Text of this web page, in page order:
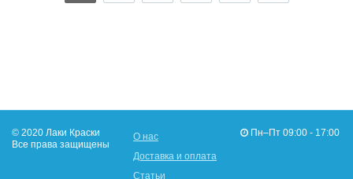
© 2020 Лаки Краски
Все права защищены
О нас
Доставка и оплата
Статьи
Пн–Пт 09:00 - 17:00